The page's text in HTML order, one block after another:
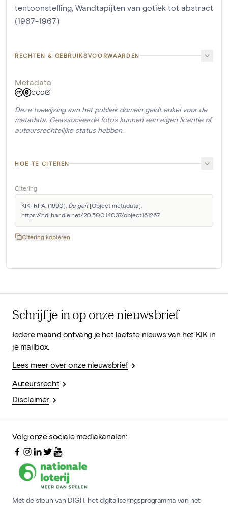
tentoonstelling, Wandtapijten van gotiek tot abstract
(1967-1967)
RECHTEN & GEBRUIKSVOORWAARDEN
Metadata
CC0
Deze toewijzing aan het publiek domein geldt enkel voor de
metadata. Geassocieerde foto's kunnen een eigen licentie of
auteursrechtelijke status hebben.
HOE TE CITEREN
Citering
KIK-IRPA. (1990). De geit [Object metadata].
https://hdl.handle.net/20.500.14037/object.161267
Citering kopiëren
Schrijf je in op onze nieuwsbrief
Iedere maand ontvang je het laatste nieuws van het KIK in
je mailbox.
Lees meer over onze nieuwsbrief
Auteursrecht
Disclaimer
Volg onze sociale mediakanalen:
Met de steun van DIGIT, het digitaliseringsprogramma van het